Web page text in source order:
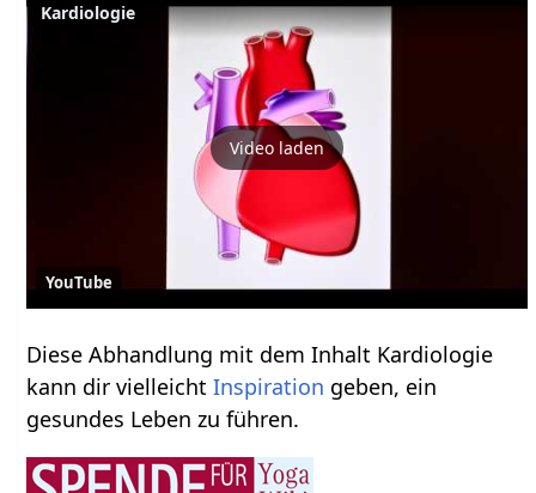
Kardiologie
Video laden
YouTube
Diese Abhandlung mit dem Inhalt Kardiologie
kann dir vielleichtInspiration geben, ein
gesundes Leben zu führen.